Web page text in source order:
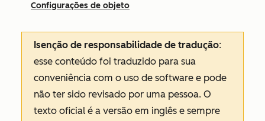
Configurações de objeto
Isenção de responsabilidade de tradução:
esse conteúdo foi traduzido para sua
conveniência com o uso de software e pode
não ter sido revisado por uma pessoa. O
texto oficial é a versão em inglês e sempre